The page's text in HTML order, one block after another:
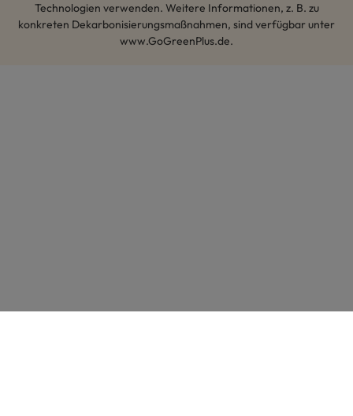
Technologien verwenden. Weitere Informationen, z. B. zu
konkreten Dekarbonisierungsmaßnahmen, sind verfügbar unter
www.GoGreenPlus.de.